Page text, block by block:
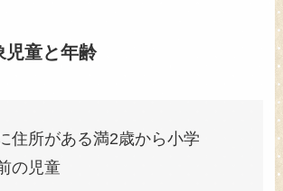
児童と年齢
住所がある満2歳から小学
の児童